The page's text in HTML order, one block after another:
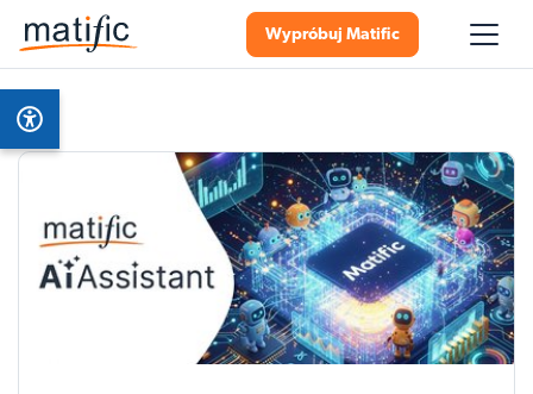
Wypróbuj Matific